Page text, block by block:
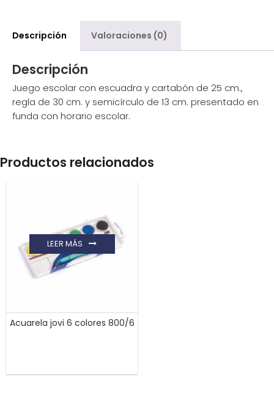
Descripción Valoraciones (0)
Descripción
Juego escolar con escuadra y cartabón de 25 cm.,
regla de 30 cm. y semicírculo de 13 cm. presentado en
funda con horario escolar.
Productos relacionados
Acuarela jovi 6 colores 800/6
LEER MÁS